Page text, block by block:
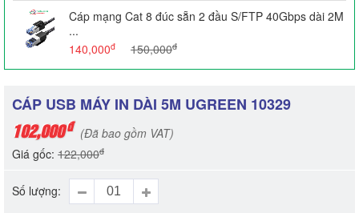
Cáp mạng Cat 8 đúc sẵn 2 đầu S/FTP 40Gbps dài 2M
...
140,000đ 150,000đ
CÁP USB MÁY IN DÀI 5M UGREEN 10329
102,000đ (Đã bao gồm VAT)
Giá gốc: 122,000đ
Số lượng